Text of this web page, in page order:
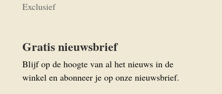
Exclusief
Gratis nieuwsbrief
Blijf op de hoogte van al het nieuws in de
winkel en abonneer je op onze nieuwsbrief.